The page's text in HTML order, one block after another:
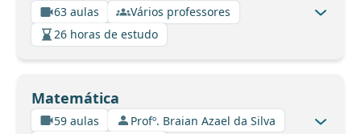
63 aulas
Vários professores
26 horas de estudo
Matemática
59 aulas
Profº. Braian Azael da Silva